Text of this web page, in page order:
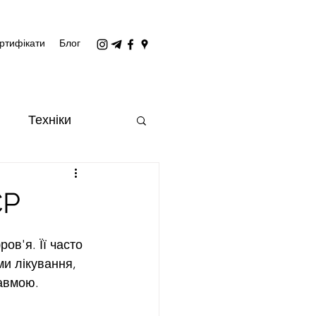
Блог
Техніки
Її часто
лікування,